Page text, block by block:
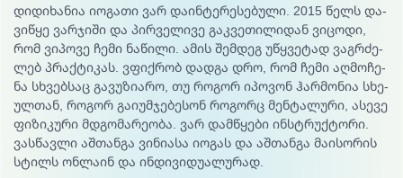
დი­დი­ხა­ნია იო­გა­თი ვარ და­ინ­ტე­რე­სე­ბუ­ლი. 2015 წელს და­
ვიწ­ყე ვარ­ჯი­ში და პირ­ვე­ლი­ვე გაკ­ვე­თი­ლი­დან ვი­ცო­დი,
რომ ვი­პო­ვე ჩე­მი ნა­წი­ლი. ამის შემ­დეგ უწ­ყვე­ტად ვაგ­რძე­
ლებ პრაქ­ტი­კას. ვფიქ­რობ დად­გა დრო, რომ ჩე­მი აღ­მო­ჩე­
ნა სხვებ­საც გა­ვუ­ზი­არო, თუ რო­გორ იპო­ვონ ჰარ­მო­ნია სხე­
ულ­თან, რო­გორ გაი­უმ­ჯე­ბე­სონ რო­გორც მენ­ტა­ლუ­რი, ასე­ვე
ფი­ზი­კუ­რი მდგო­მა­რე­ობა. ვარ დამ­წყე­ბი ინ­სტრუქ­ტო­რი.
ვას­წავ­ლი აშ­თან­გა ვი­ნია­სა იო­გას და აშ­თან­გა მა­ისო­რის
სტილს ონ­ლა­ინ და ინ­დი­ვი­დუა­ლუ­რად.